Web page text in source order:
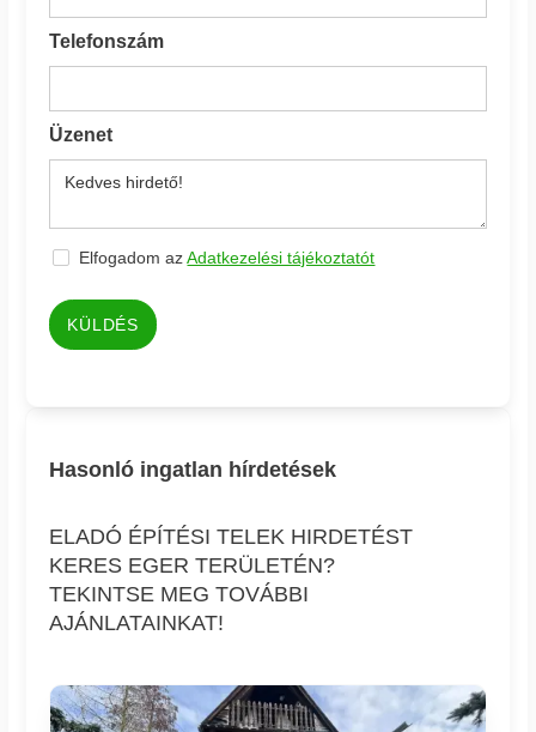
Telefonszám
Üzenet
Elfogadom azAdatkezelési tájékoztatót
KÜLDÉS
Hasonló ingatlan hírdetések
ELADÓ ÉPÍTÉSI TELEK HIRDETÉST
KERES EGER TERÜLETÉN?
TEKINTSE MEG TOVÁBBI
AJÁNLATAINKAT!